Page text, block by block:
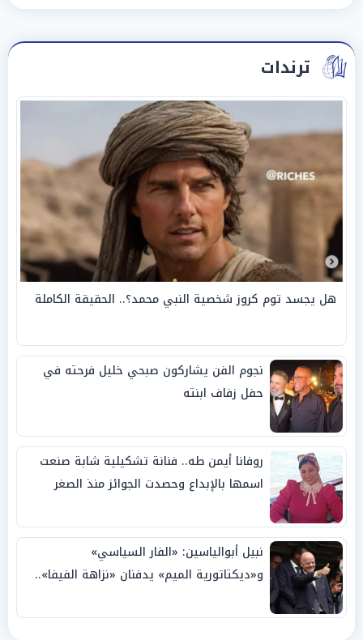
ترندات
هل يجسد توم كروز شخصية النبي محمد؟.. الحقيقة الكاملة
نجوم الفن يشاركون صبحي خليل فرحته في
حفل زفاف ابنته
روفانا أيمن طه.. فنانة تشكيلية شابة صنعت
اسمها بالإبداع وحصدت الجوائز منذ الصغر
نبيل أبوالياسين: «الفار السياسي»
و«ديكتاتورية الميم» يدفنان «نزاهة الفيفا»..